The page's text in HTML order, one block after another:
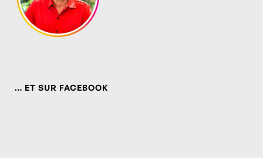
… ET SUR FACEBOOK